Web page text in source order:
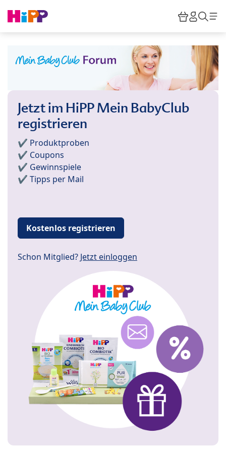
HiPP
Jetzt im HiPP Mein BabyClub
registrieren
✔️ Produktproben
✔️ Coupons
✔️ Gewinnspiele
✔️ Tipps per Mail
Kostenlos registrieren
Schon Mitglied? Jetzt einloggen